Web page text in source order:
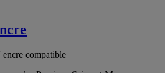
encre compatible